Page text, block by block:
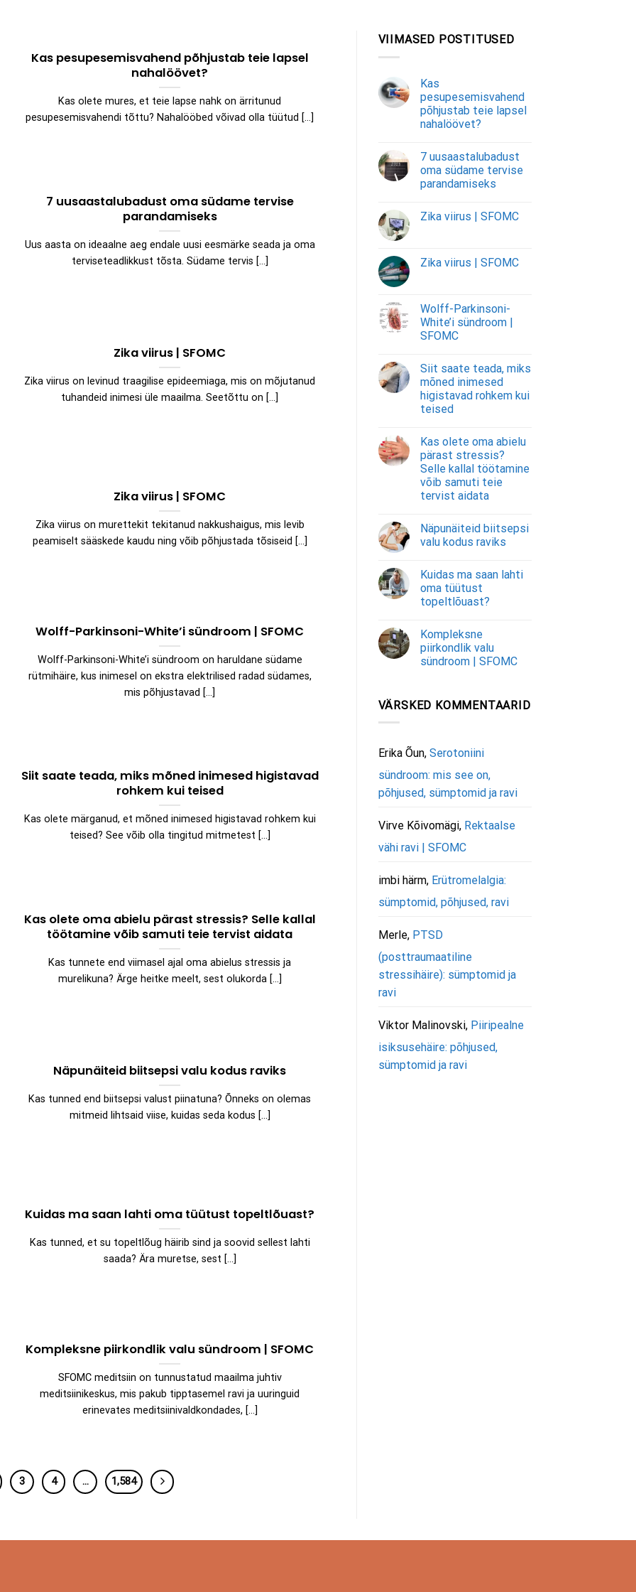
Kas pesupesemisvahend põhjustab teie lapsel
nahalöövet?
Kas olete mures, et teie lapse nahk on ärritunud
pesupesemisvahendi tõttu? Nahalööbed võivad olla tüütud [...]
7 uusaastalubadust oma südame tervise
parandamiseks
Uus aasta on ideaalne aeg endale uusi eesmärke seada ja oma
terviseteadlikkust tõsta. Südame tervis [...]
Zika viirus | SFOMC
Zika viirus on levinud traagilise epideemiaga, mis on mõjutanud
tuhandeid inimesi üle maailma. Seetõttu on [...]
Zika viirus | SFOMC
Zika viirus on murettekit tekitanud nakkushaigus, mis levib
peamiselt sääskede kaudu ning võib põhjustada tõsiseid [...]
Wolff-Parkinsoni-White’i sündroom | SFOMC
Wolff-Parkinsoni-White’i sündroom on haruldane südame
rütmihäire, kus inimesel on ekstra elektrilised radad südames,
mis põhjustavad [...]
Siit saate teada, miks mõned inimesed higistavad
rohkem kui teised
Kas olete märganud, et mõned inimesed higistavad rohkem kui
teised? See võib olla tingitud mitmetest [...]
Kas olete oma abielu pärast stressis? Selle kallal
töötamine võib samuti teie tervist aidata
Kas tunnete end viimasel ajal oma abielus stressis ja
murelikuna? Ärge heitke meelt, sest olukorda [...]
Näpunäiteid biitsepsi valu kodus raviks
Kas tunned end biitsepsi valust piinatuna? Õnneks on olemas
mitmeid lihtsaid viise, kuidas seda kodus [...]
Kuidas ma saan lahti oma tüütust topeltlõuast?
Kas tunned, et su topeltlõug häirib sind ja soovid sellest lahti
saada? Ära muretse, sest [...]
Kompleksne piirkondlik valu sündroom | SFOMC
SFOMC meditsiin on tunnustatud maailma juhtiv
meditsiinikeskus, mis pakub tipptasemel ravi ja uuringuid
erinevates meditsiinivaldkondades, [...]
3 4 … 1,584
VIIMASED POSTITUSED
Kas
pesupesemisvahend
põhjustab teie lapsel
nahalöövet?
7 uusaastalubadust
oma südame tervise
parandamiseks
Zika viirus | SFOMC
Zika viirus | SFOMC
Wolff-Parkinsoni-
White’i sündroom |
SFOMC
Siit saate teada, miks
mõned inimesed
higistavad rohkem kui
teised
Kas olete oma abielu
pärast stressis?
Selle kallal töötamine
võib samuti teie
tervist aidata
Näpunäiteid biitsepsi
valu kodus raviks
Kuidas ma saan lahti
oma tüütust
topeltlõuast?
Kompleksne
piirkondlik valu
sündroom | SFOMC
VÄRSKED KOMMENTAARID
Erika Õun, Serotoniini
sündroom: mis see on,
põhjused, sümptomid ja ravi
Virve Kõivomägi, Rektaalse
vähi ravi | SFOMC
imbi härm, Erütromelalgia:
sümptomid, põhjused, ravi
Merle, PTSD
(posttraumaatiline
stressihäire): sümptomid ja
ravi
Viktor Malinovski, Piiripealne
isiksusehäire: põhjused,
sümptomid ja ravi